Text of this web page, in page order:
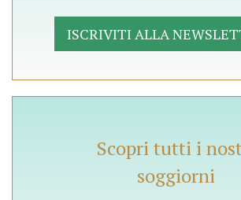
ISCRIVITI ALLA
Scopri tutti i
soggiorni